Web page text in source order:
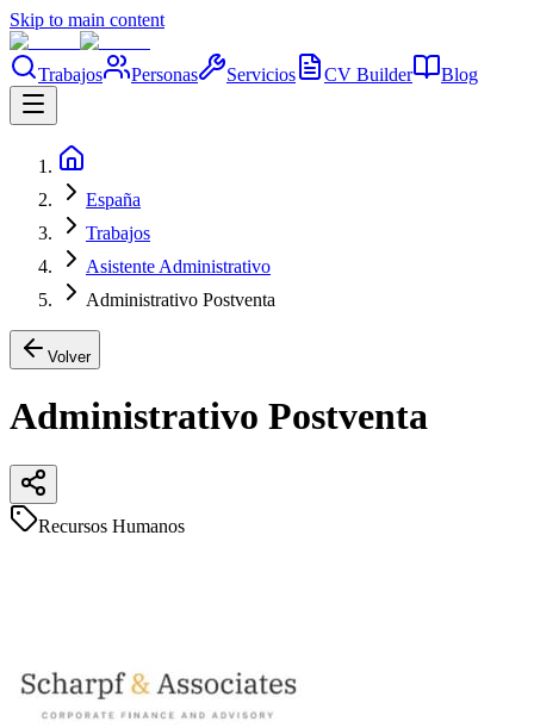
Skip to main content
Trabajos Personas Servicios CV Builder Blog
España
Trabajos
Asistente Administrativo
Administrativo Postventa
Volver
Administrativo Postventa
Recursos Humanos